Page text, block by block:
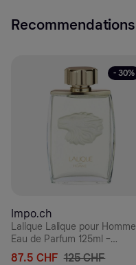
Recommendations
- 30%
Impo.ch
Lalique Lalique pour Homme
Eau de Parfum 125ml –
Herrenduft
87.5 CHF 125 CHF